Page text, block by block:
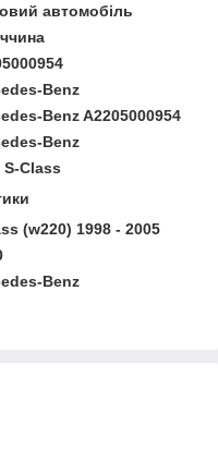
автомобіль
Benz
Benz A2205000954
Benz
S-Class
(w220) 1998 - 2005
Benz